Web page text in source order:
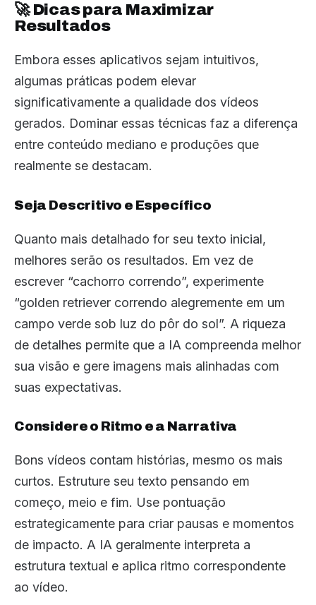
🚀 Dicas para Maximizar
Resultados
Embora esses aplicativos sejam intuitivos,
algumas práticas podem elevar
significativamente a qualidade dos vídeos
gerados. Dominar essas técnicas faz a diferença
entre conteúdo mediano e produções que
realmente se destacam.
Seja Descritivo e Específico
Quanto mais detalhado for seu texto inicial,
melhores serão os resultados. Em vez de
escrever “cachorro correndo”, experimente
“golden retriever correndo alegremente em um
campo verde sob luz do pôr do sol”. A riqueza
de detalhes permite que a IA compreenda melhor
sua visão e gere imagens mais alinhadas com
suas expectativas.
Considere o Ritmo e a Narrativa
Bons vídeos contam histórias, mesmo os mais
curtos. Estruture seu texto pensando em
começo, meio e fim. Use pontuação
estrategicamente para criar pausas e momentos
de impacto. A IA geralmente interpreta a
estrutura textual e aplica ritmo correspondente
ao vídeo.